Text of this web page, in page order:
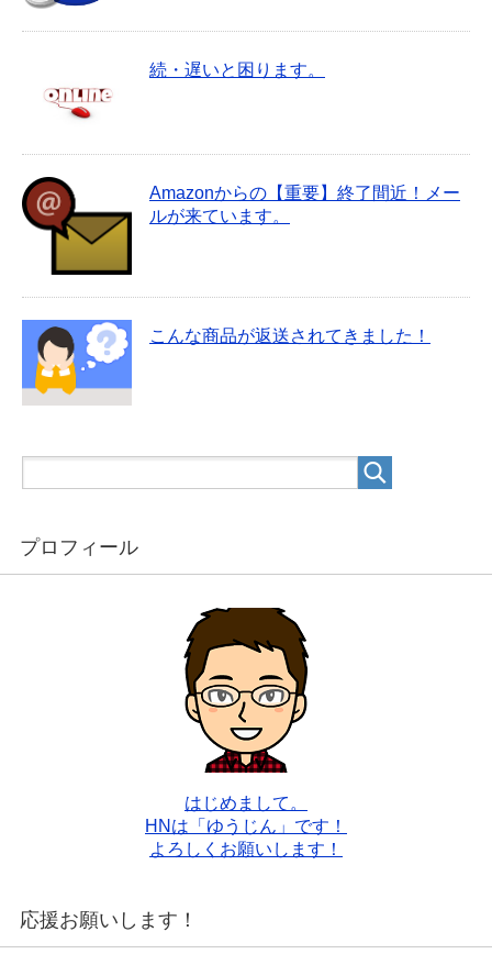
続・遅いと困ります。
Amazonからの【重要】終了間近！メー
ルが来ています。
こんな商品が返送されてきました！
プロフィール
はじめまして。
HNは「ゆうじん」です！
よろしくお願いします！
応援お願いします！